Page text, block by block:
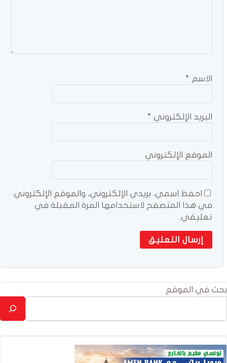
الاسم *
البريد الإلكتروني *
الموقع الإلكتروني
احفظ اسمي، بريدي الإلكتروني، والموقع الإلكتروني
في هذا المتصفح لاستخدامها المرة المقبلة في
تعليقي.
بحث في الموقع